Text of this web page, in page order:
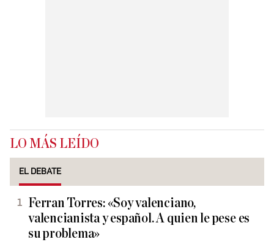
LO MÁS LEÍDO
EL DEBATE
Ferran Torres: «Soy valenciano,
valencianista y español. A quien le pese es
su problema»